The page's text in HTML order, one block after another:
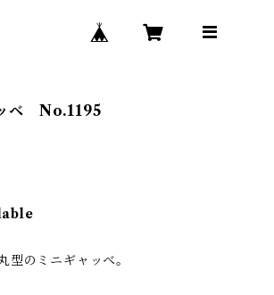
ベ No.1195
型のミニギャッベ。